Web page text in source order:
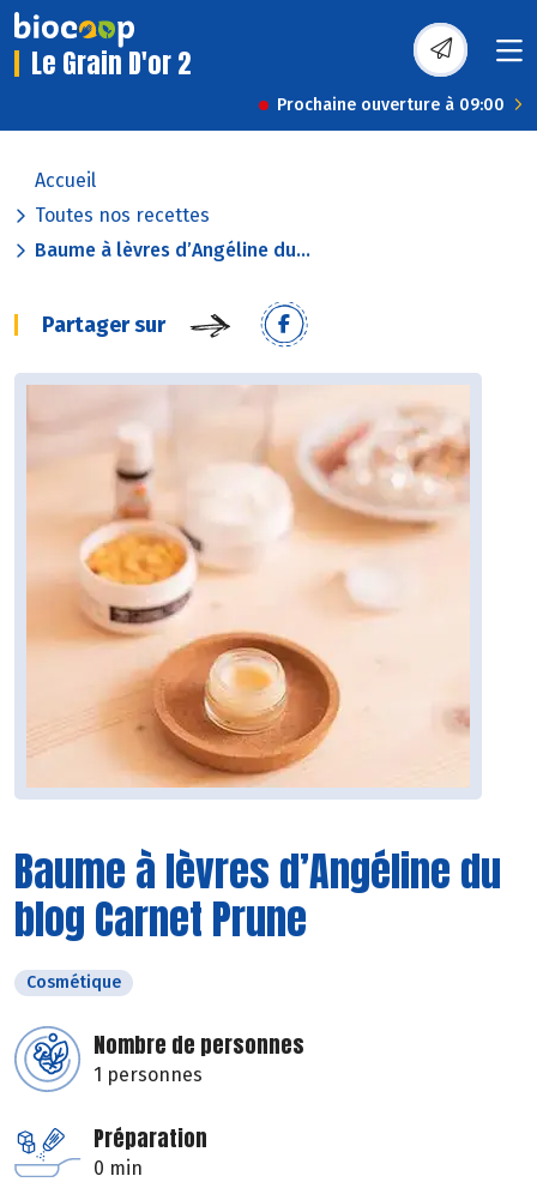
Le Grain D'or 2
Prochaine ouverture à 09:00
Accueil
Toutes nos recettes
Baume à lèvres d’Angéline du...
Partager sur
Baume à lèvres d’Angéline du
blog Carnet Prune
Cosmétique
Nombre de personnes
1 personnes
Préparation
0 min